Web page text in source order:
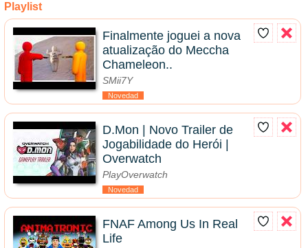
Playlist
Finalmente joguei a nova
atualização do Meccha
Chameleon..
SMii7Y
Novedad
D.Mon | Novo Trailer de
Jogabilidade do Herói |
Overwatch
PlayOverwatch
Novedad
FNAF Among Us In Real
Life